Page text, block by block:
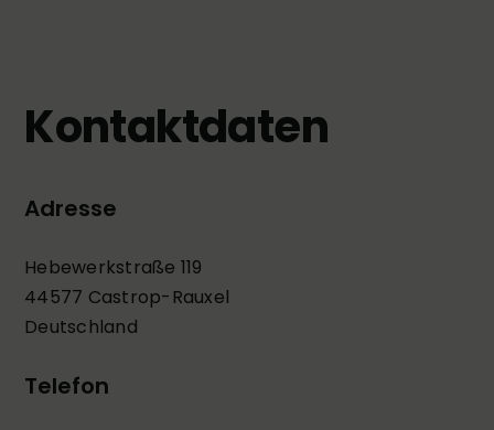
Kontakt­daten
Adresse
Hebewerkstraße 119
44577 Castrop-Rauxel
Deutschland
Telefon